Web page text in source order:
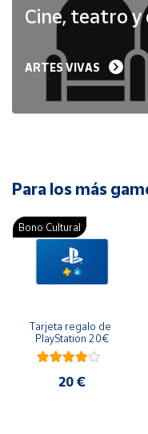
Cine, teatro y
ARTES VIVAS
Para los más
Bono Cultural
Tarjeta regalo de
PlayStation 20€
20 €